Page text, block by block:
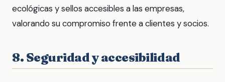
ecológicas y sellos accesibles a las empresas,
valorando su compromiso frente a clientes y socios.
8. Seguridad y accesibilidad